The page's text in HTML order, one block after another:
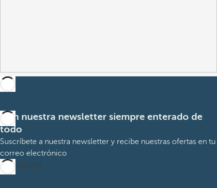
Con nuestra newsletter siempre enterado de
todo
Suscríbete a nuestra newsletter y recibe nuestras ofertas en tu
correo electrónico
Suscribirme